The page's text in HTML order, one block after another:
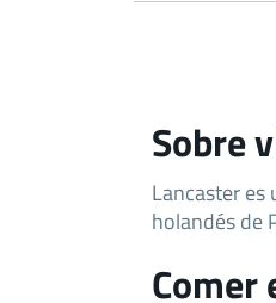
Sobre
Lancaster es
holandés de
Comer